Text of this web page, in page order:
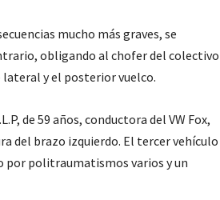
mucho más graves, se
obligando al chofer del colectivo
lateral y el posterior vuelco.
de 59 años, conductora del VW Fox,
del brazo izquierdo. El tercer vehículo
por politraumatismos varios y un